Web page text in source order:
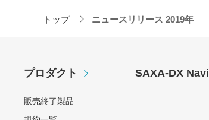
トップ ニュースリリース 2019年
プロダクト
販売終了製品
SAXA-DX Navi